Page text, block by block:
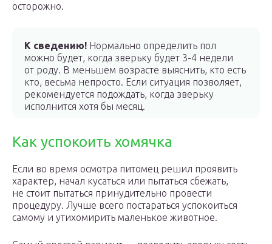
осторожно.
К сведению! Нормально определить пол
можно будет, когда зверьку будет 3-4 недели
от роду. В меньшем возрасте выяснить, кто есть
кто, весьма непросто. Если ситуация позволяет,
рекомендуется подождать, когда зверьку
исполнится хотя бы месяц.
Как успокоить хомячка
Если во время осмотра питомец решил проявить
характер, начал кусаться или пытаться сбежать,
не стоит пытаться принудительно провести
процедуру. Лучше всего постараться успокоиться
самому и утихомирить маленькое животное.